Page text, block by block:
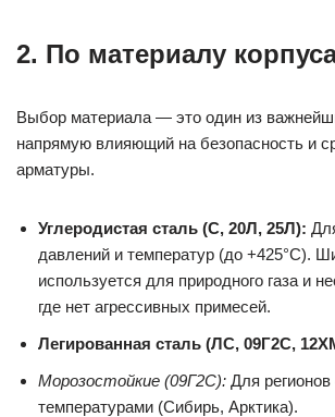
2. По материалу
Выбор материала — это один из
напрямую влияющий на безопасность и
арматуры.
Углеродистая сталь (С, 20Л, 25Л):
давлений и температур (до +425°C).
используется для природного газа и
где нет агрессивных примесей.
Легированная сталь (ЛС, 09Г2С,
Морозостойкие (09Г2С): Для
температурами (Сибирь, Арктика).